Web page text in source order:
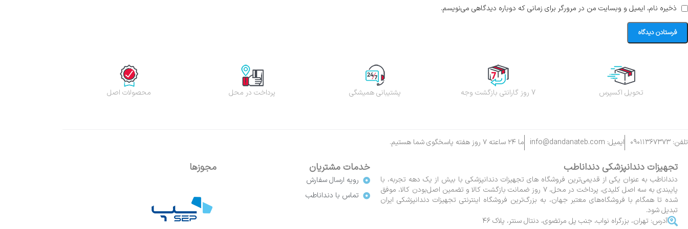
ذخیره نام، ایمیل و وبسایت من در مرورگر برای زمانی که دوباره دیدگاهی می‌نویسم.
تحویل اکسپرس 7 روز گارانتی بازگشت وجه پشتیبانی همیشگی پرداخت در محل محصولات اصل
تلفن: ۰۹۰۱۱۳۶۷۳۷۳ ایمیل: info@dandanateb.com ما ۲۴ ساعته ۷ روز هفته پاسخگوی شما هستیم.
تجهیزات دندانپزشکی دنداناطب
دنداناطب به عنوان یکی از قدیمی‌ترین فروشگاه های تجهیزات دندانپزشکی با بیش از یک دهه تجربه، با
پایبندی به سه اصل کلیدی، پرداخت در محل، ۷ روز ضمانت بازگشت کالا و تضمین اصل‌بودن کالا، موفق
شده تا همگام با فروشگاه‌های معتبر جهان، به بزرگ‌ترین فروشگاه اینترنتی تجهیزات دندانپزشکی ایران
تبدیل شود.
آدرس: تهران، بزرگراه نواب، جنب پل مرتضوی، دنتال سنتر، پلاک ۴۶
خدمات مشتریان
رویه ارسال سفارش
تماس با دنداناطب
مجوزها